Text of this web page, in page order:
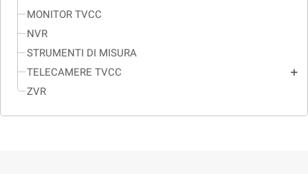
MONITOR TVCC
NVR
STRUMENTI DI MISURA
TELECAMERE TVCC
add
ZVR